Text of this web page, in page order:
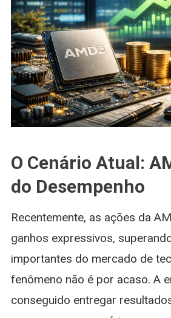
O Cenário Atual:
do Desempenho
Recentemente, as ações da
ganhos expressivos,
importantes do mercado de
fenômeno não é por acaso. A
conseguido entregar